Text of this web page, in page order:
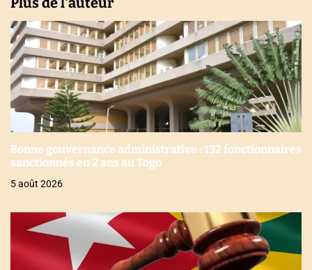
Bonne gouvernance administrative : 132 fonctionnaires
sanctionnés en 2 ans au Togo
5 août 2026